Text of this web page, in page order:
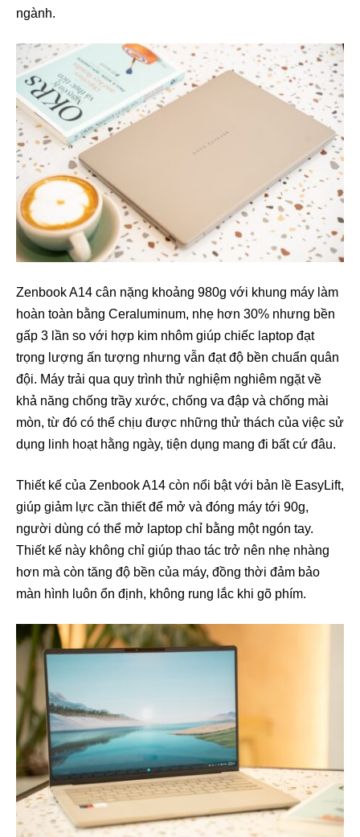
ngành.
Zenbook A14 cân nặng khoảng 980g với khung máy làm
hoàn toàn bằng Ceraluminum, nhẹ hơn 30% nhưng bền
gấp 3 lần so với hợp kim nhôm giúp chiếc laptop đạt
trọng lượng ấn tượng nhưng vẫn đạt độ bền chuẩn quân
đội. Máy trải qua quy trình thử nghiệm nghiêm ngặt về
khả năng chống trầy xước, chống va đập và chống mài
mòn, từ đó có thể chịu được những thử thách của việc sử
dụng linh hoạt hằng ngày, tiện dụng mang đi bất cứ đâu.
Thiết kế của Zenbook A14 còn nổi bật với bản lề EasyLift,
giúp giảm lực cần thiết để mở và đóng máy tới 90g,
người dùng có thể mở laptop chỉ bằng một ngón tay.
Thiết kế này không chỉ giúp thao tác trở nên nhẹ nhàng
hơn mà còn tăng độ bền của máy, đồng thời đảm bảo
màn hình luôn ổn định, không rung lắc khi gõ phím.